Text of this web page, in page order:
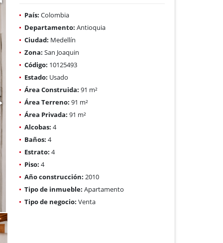
País: Colombia
Departamento: Antioquia
Ciudad: Medellín
Zona: San Joaquin
Código: 10125493
Estado: Usado
Área Construida: 91 m²
Área Terreno: 91 m²
Área Privada: 91 m²
Alcobas: 4
Baños: 4
Estrato: 4
Piso: 4
Año construcción: 2010
Tipo de inmueble: Apartamento
Tipo de negocio: Venta